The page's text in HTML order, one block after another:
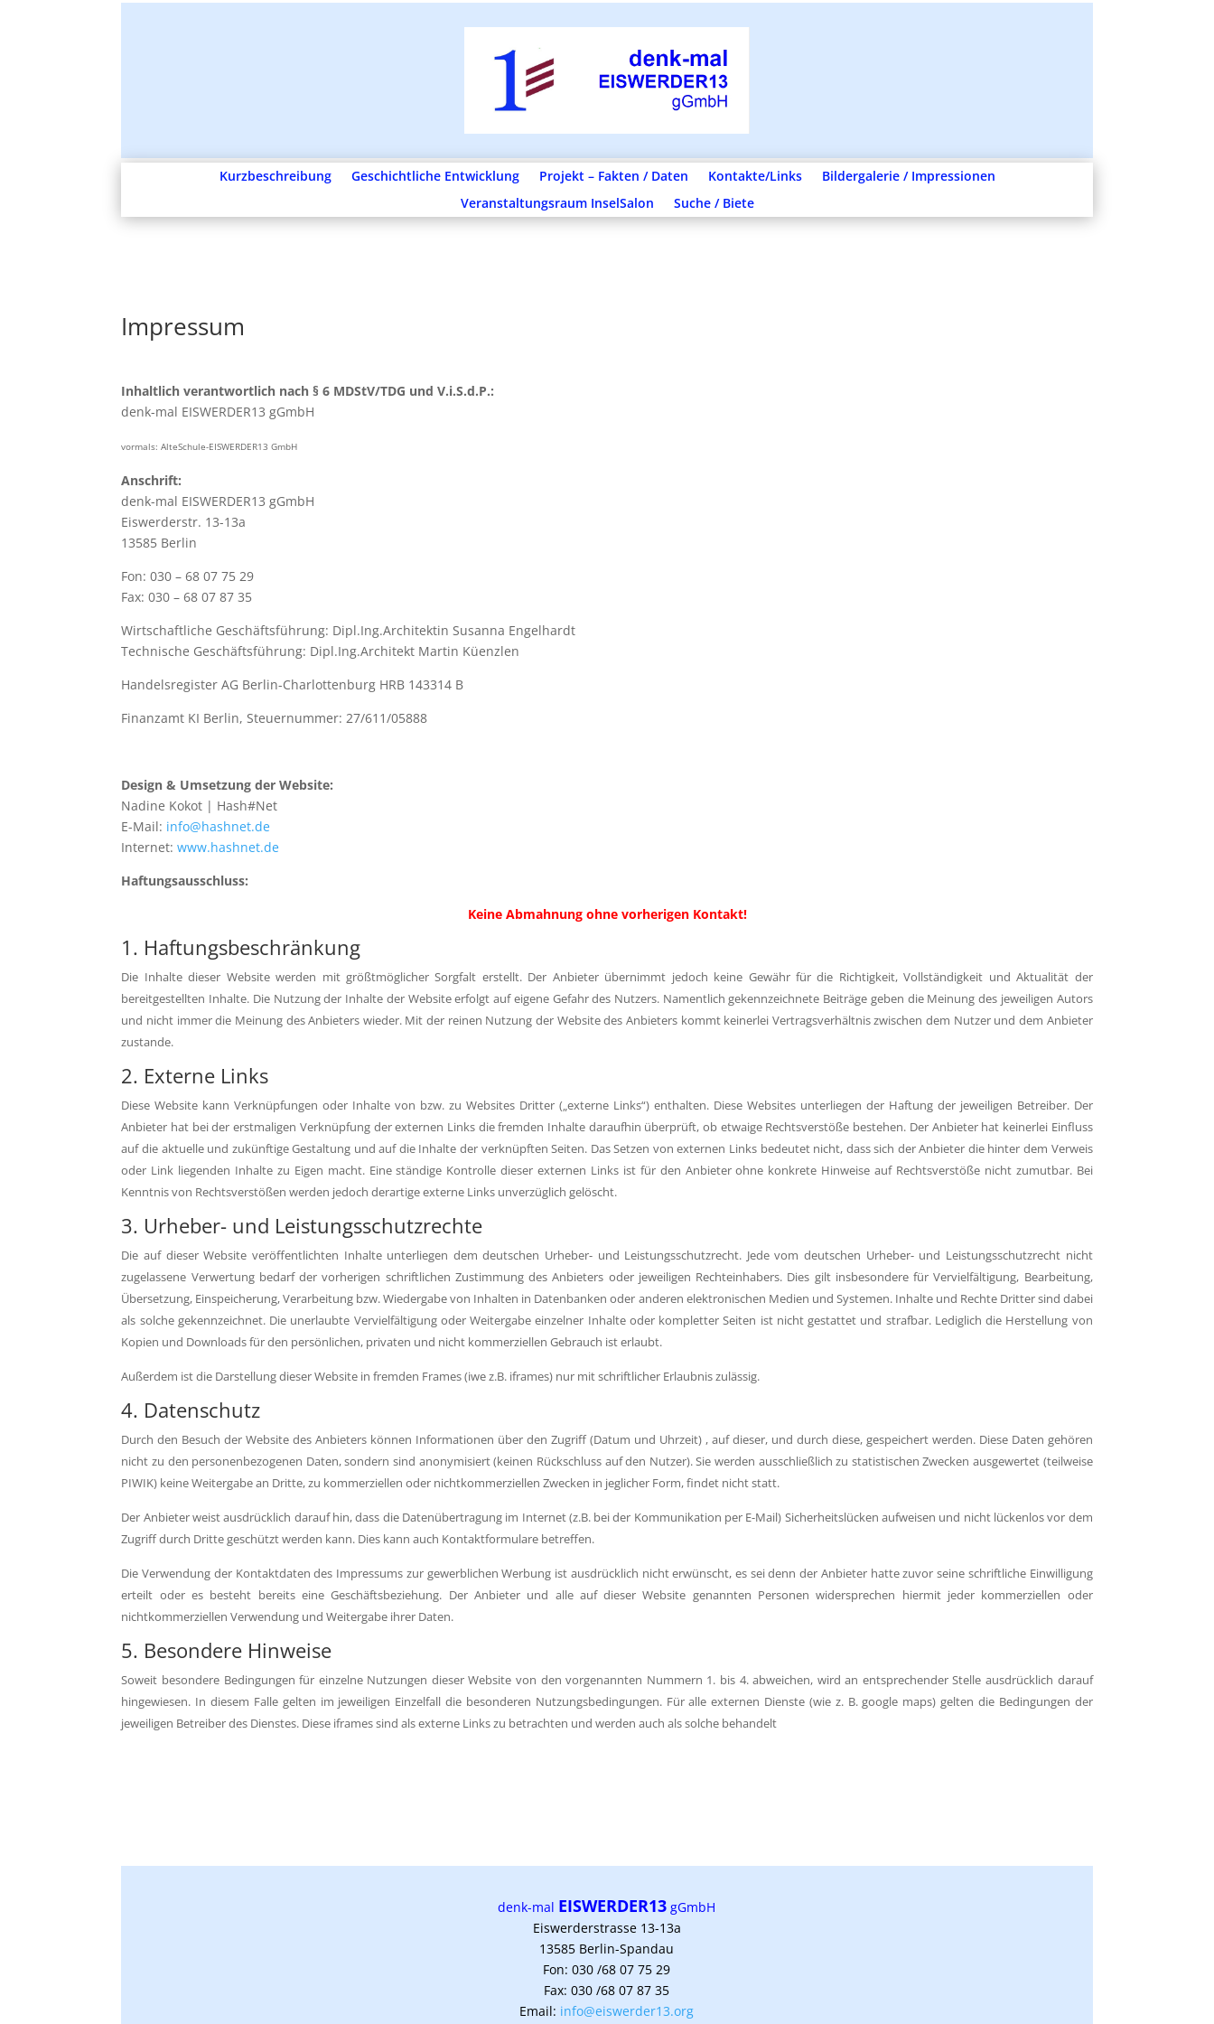
Kurzbeschreibung Geschichtliche Entwicklung Projekt – Fakten / Daten Kontakte/Links
Bildergalerie / Impressionen
Veranstaltungsraum InselSalon
Suche / Biete
Impressum
Inhaltlich verantwortlich nach § 6 MDStV/TDG und V.i.S.d.P.:
denk-mal EISWERDER13 gGmbH
vormals: AlteSchule-EISWERDER13 GmbH
Anschrift:
denk-mal EISWERDER13 gGmbH
Eiswerderstr. 13-13a
13585 Berlin
Fon: 030 – 68 07 75 29
Fax: 030 – 68 07 87 35
Wirtschaftliche Geschäftsführung: Dipl.Ing.Architektin Susanna Engelhardt
Technische Geschäftsführung: Dipl.Ing.Architekt Martin Küenzlen
Handelsregister AG Berlin-Charlottenburg HRB 143314 B
Finanzamt KI Berlin, Steuernummer: 27/611/05888
Design & Umsetzung der Website:
Nadine Kokot | Hash#Net
E-Mail: info@hashnet.de
Internet: www.hashnet.de
Haftungsausschluss:
Keine Abmahnung ohne vorherigen Kontakt!
1. Haftungsbeschränkung
Die Inhalte dieser Website werden mit größtmöglicher Sorgfalt erstellt. Der Anbieter übernimmt jedoch keine Gewähr für die Richtigkeit, Vollständigkeit und Aktualität der
bereitgestellten Inhalte. Die Nutzung der Inhalte der Website erfolgt auf eigene Gefahr des Nutzers. Namentlich gekennzeichnete Beiträge geben die Meinung des jeweiligen Autors
und nicht immer die Meinung des Anbieters wieder. Mit der reinen Nutzung der Website des Anbieters kommt keinerlei Vertragsverhältnis zwischen dem Nutzer und dem Anbieter
zustande.
2. Externe Links
Diese Website kann Verknüpfungen oder Inhalte von bzw. zu Websites Dritter („externe Links“) enthalten. Diese Websites unterliegen der Haftung der jeweiligen Betreiber. Der
Anbieter hat bei der erstmaligen Verknüpfung der externen Links die fremden Inhalte daraufhin überprüft, ob etwaige Rechtsverstöße bestehen. Der Anbieter hat keinerlei Einfluss
auf die aktuelle und zukünftige Gestaltung und auf die Inhalte der verknüpften Seiten. Das Setzen von externen Links bedeutet nicht, dass sich der Anbieter die hinter dem Verweis
oder Link liegenden Inhalte zu Eigen macht. Eine ständige Kontrolle dieser externen Links ist für den Anbieter ohne konkrete Hinweise auf Rechtsverstöße nicht zumutbar. Bei
Kenntnis von Rechtsverstößen werden jedoch derartige externe Links unverzüglich gelöscht.
3. Urheber- und Leistungsschutzrechte
Die auf dieser Website veröffentlichten Inhalte unterliegen dem deutschen Urheber- und Leistungsschutzrecht. Jede vom deutschen Urheber- und Leistungsschutzrecht nicht
zugelassene Verwertung bedarf der vorherigen schriftlichen Zustimmung des Anbieters oder jeweiligen Rechteinhabers. Dies gilt insbesondere für Vervielfältigung, Bearbeitung,
Übersetzung, Einspeicherung, Verarbeitung bzw. Wiedergabe von Inhalten in Datenbanken oder anderen elektronischen Medien und Systemen. Inhalte und Rechte Dritter sind dabei
als solche gekennzeichnet. Die unerlaubte Vervielfältigung oder Weitergabe einzelner Inhalte oder kompletter Seiten ist nicht gestattet und strafbar. Lediglich die Herstellung von
Kopien und Downloads für den persönlichen, privaten und nicht kommerziellen Gebrauch ist erlaubt.
Außerdem ist die Darstellung dieser Website in fremden Frames (iwe z.B. iframes) nur mit schriftlicher Erlaubnis zulässig.
4. Datenschutz
Durch den Besuch der Website des Anbieters können Informationen über den Zugriff (Datum und Uhrzeit) , auf dieser, und durch diese, gespeichert werden. Diese Daten gehören
nicht zu den personenbezogenen Daten, sondern sind anonymisiert (keinen Rückschluss auf den Nutzer). Sie werden ausschließlich zu statistischen Zwecken ausgewertet (teilweise
PIWIK) keine Weitergabe an Dritte, zu kommerziellen oder nichtkommerziellen Zwecken in jeglicher Form, findet nicht statt.
Der Anbieter weist ausdrücklich darauf hin, dass die Datenübertragung im Internet (z.B. bei der Kommunikation per E-Mail) Sicherheitslücken aufweisen und nicht lückenlos vor dem
Zugriff durch Dritte geschützt werden kann. Dies kann auch Kontaktformulare betreffen.
Die Verwendung der Kontaktdaten des Impressums zur gewerblichen Werbung ist ausdrücklich nicht erwünscht, es sei denn der Anbieter hatte zuvor seine schriftliche Einwilligung
erteilt oder es besteht bereits eine Geschäftsbeziehung. Der Anbieter und alle auf dieser Website genannten Personen widersprechen hiermit jeder kommerziellen oder
nichtkommerziellen Verwendung und Weitergabe ihrer Daten.
5. Besondere Hinweise
Soweit besondere Bedingungen für einzelne Nutzungen dieser Website von den vorgenannten Nummern 1. bis 4. abweichen, wird an entsprechender Stelle ausdrücklich darauf
hingewiesen. In diesem Falle gelten im jeweiligen Einzelfall die besonderen Nutzungsbedingungen. Für alle externen Dienste (wie z. B. google maps) gelten die Bedingungen der
jeweiligen Betreiber des Dienstes. Diese iframes sind als externe Links zu betrachten und werden auch als solche behandelt
denk-mal EISWERDER13 gGmbH
Eiswerderstrasse 13-13a
13585 Berlin-Spandau
Fon: 030 /68 07 75 29
Fax: 030 /68 07 87 35
Email: info@eiswerder13.org